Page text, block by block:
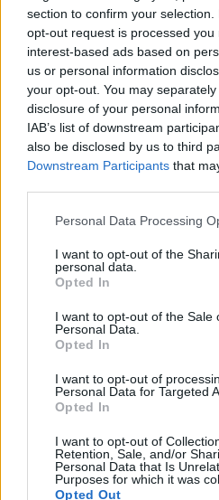
section to confirm your
opt-out request is processed you
interest-based ads based on
us or personal information
your opt-out. You may
disclosure of your personal
IAB’s list of downstream
also be disclosed by us to third
Downstream Participants that
Personal Data Processing
I want to opt-out of the
personal data.
Opted In
I want to opt-out of the Sale
Personal Data.
Opted In
I want to opt-out of
Personal Data for Targeted
Opted In
I want to opt-out of
Retention, Sale, and/or
Personal Data that Is
Purposes for which it was
Opted Out
το
λόγω
Τελευταία τροποποίηση
Πρόσθεσε τοHealthStat
στα αγαπημένα σου στη
Google